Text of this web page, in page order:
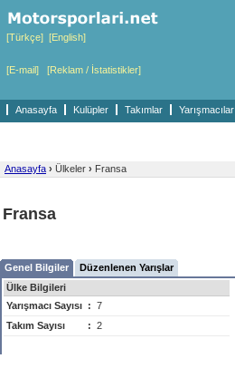
[Türkçe] [English]
[E-mail] [Reklam / İstatistikler]
Anasayfa Kulüpler Takımlar Yarışmacılar
Anasayfa › Ülkeler › Fransa
Fransa
Genel Bilgiler
Düzenlenen Yarışlar
Ülke Bilgileri
Yarışmacı Sayısı : 7
Takım Sayısı
: 2